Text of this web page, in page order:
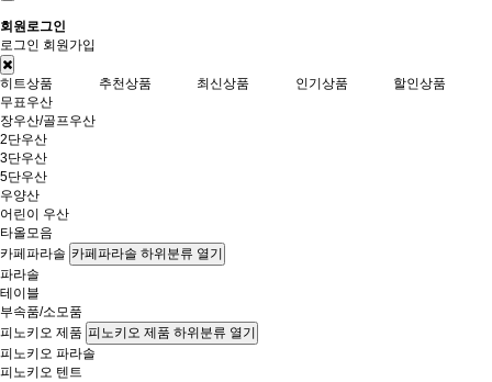
회원로그인
로그인 회원가입
히트상품 추천상품 최신상품 인기상품
할인상품
무표우산
장우산/골프우산
2단우산
3단우산
5단우산
우양산
어린이 우산
타올모음
카페파라솔 카페파라솔 하위분류 열기
파라솔
테이블
부속품/소모품
피노키오 제품 피노키오 제품 하위분류 열기
피노키오 파라솔
피노키오 텐트